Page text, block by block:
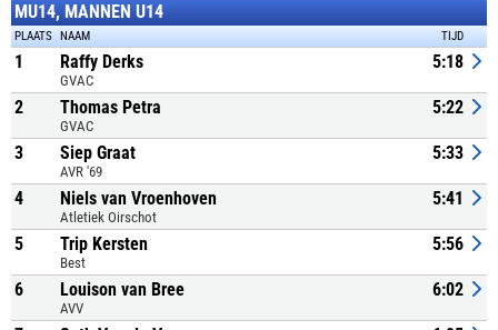
MU14, MANNEN U14
PLAATS NAAM TIJD
1 Raffy Derks
GVAC
5:18
2 Thomas Petra
GVAC
5:22
3 Siep Graat
AVR '69
5:33
4 Niels van Vroenhoven
Atletiek Oirschot
5:41
5 Trip Kersten
Best
5:56
6 Louison van Bree
AVV
6:02